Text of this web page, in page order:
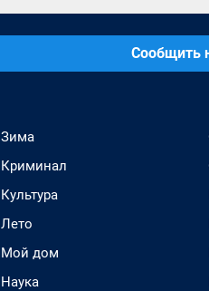
Сообщить
Зима
Криминал
Культура
Лето
Мой дом
Наука